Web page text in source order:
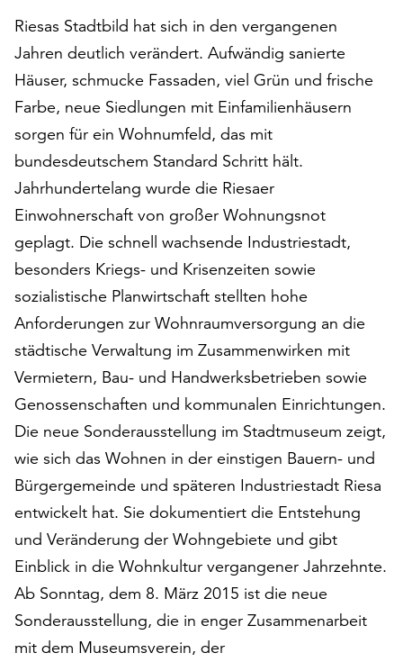
auf
akzeptieren“,
um
alle
Cookies
zu
akzeptieren.
Sie
können
Ihr
Einverständnis
jederzeit
ändern
und
widerrufen.
Dafür
steht
am
Ende
der
Seite
die
Schaltfläche
„Cookie-
Einstellungen“
zur
Verfügung.
Funktionale
Cookies
Riesas Stadtbild hat sich in den vergangenen
Jahren deutlich verändert. Aufwändig sanierte
Häuser, schmucke Fassaden, viel Grün und frische
Farbe, neue Siedlungen mit Einfamilienhäusern
sorgen für ein Wohnumfeld, das mit
bundesdeutschem Standard Schritt hält.
Jahrhundertelang wurde die Riesaer
Einwohnerschaft von großer Wohnungsnot
geplagt. Die schnell wachsende Industriestadt,
besonders Kriegs- und Krisenzeiten sowie
sozialistische Planwirtschaft stellten hohe
Anforderungen zur Wohnraumversorgung an die
städtische Verwaltung im Zusammenwirken mit
Vermietern, Bau- und Handwerksbetrieben sowie
Genossenschaften und kommunalen Einrichtungen.
Die neue Sonderausstellung im Stadtmuseum zeigt,
wie sich das Wohnen in der einstigen Bauern- und
Bürgergemeinde und späteren Industriestadt Riesa
entwickelt hat. Sie dokumentiert die Entstehung
und Veränderung der Wohngebiete und gibt
Einblick in die Wohnkultur vergangener Jahrzehnte.
Ab Sonntag, dem 8. März 2015 ist die neue
Sonderausstellung, die in enger Zusammenarbeit
mit dem Museumsverein, der